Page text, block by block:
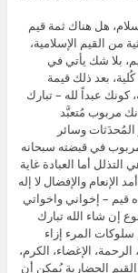
هل هناك ثمة قيم
من القيم الإسلامية،
بلا شك يأتي في
بعد ذلك قيمة
كونك عبداً لله – تبارك
مربوب مُتعبَّد
وسائر
في قبضته سبحانه
التذلل أما العبادة غاية
الإنعام والإفضال لا إله
قيم – إخواني واخواتي
إن شاء الله تبارك
سلوكات المرء إزاء
الرحمة، الإغضاء، الكرم،
الحضارية يُمكِن أن